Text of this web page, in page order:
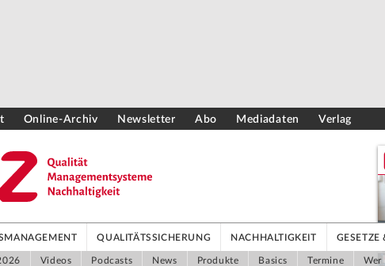
Online-Archiv Newsletter Abo Mediadaten Verlag
QUALITÄTSSICHERUNG NACHHALTIGKEIT GESETZE
Videos Podcasts News Produkte Basics Termine Wer